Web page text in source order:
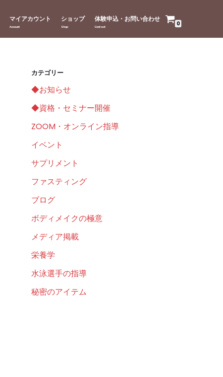
マイアカウント ショップ 体験申込・お問い合わせ
0
カテゴリー
◆お知らせ
◆資格・セミナー開催
ZOOM・オンライン指導
イベント
サプリメント
ファスティング
ブログ
ボディメイクの極意
メディア掲載
栄養学
水泳選手の指導
秘密のアイテム